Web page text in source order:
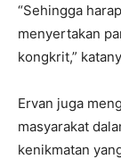
“Sehingga
menyertakan
kongkrit,”
Ervan juga
masyarakat
kenikmatan